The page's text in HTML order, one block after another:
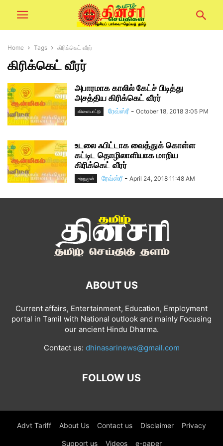
Home Tags கிரிக்கெட் வீரர்
கிரிக்கெட் வீரர்
அபாரமாக காலில் கேட்ச் பிடித்து
அசத்திய கிரிக்கெட் வீரர்
விளையாட்டு ரேவ்ஸ்ரீ - October 18, 2018 3:05 PM
உடலை ஃபிட்டாக வைத்துக் கொள்ள
கட்டிட தொழிலாளியாக மாறிய
கிரிக்கெட் வீரர்
சற்றுமுன் ரேவ்ஸ்ரீ - April 24, 2018 11:48 AM
ABOUT US
Current affairs, Entertainment, Education, Employment
portal in Tamil with National outlook and mainly Focusing
our ancient Hindu Dharma.
Contact us: dhinasarinews@gmail.com
FOLLOW US
Advt Tariff About Us Contact us Disclaimer Privacy
Support us Videos e-paper